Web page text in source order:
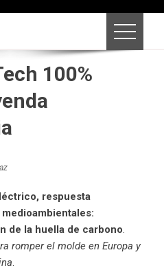
100%
respuesta
de la huella de carbono.
romper el molde en Europa y
.